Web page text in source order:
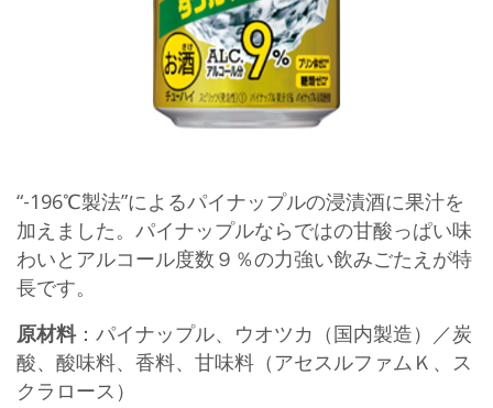
“-196℃製法”によるパイナップルの浸漬酒に果汁を
加えました。パイナップルならではの甘酸っぱい味
わいとアルコール度数９％の力強い飲みごたえが特
長です。
原材料：パイナップル、ウオツカ（国内製造）／炭
酸、酸味料、香料、甘味料（アセスルファムＫ、ス
クラロース）